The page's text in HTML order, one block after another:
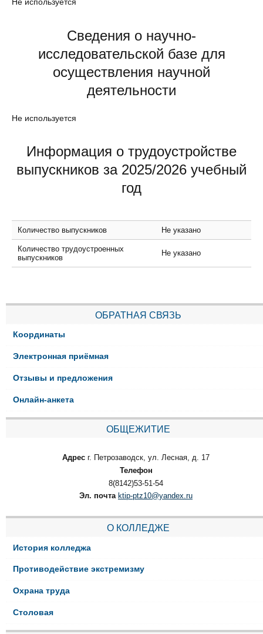
Сведения о научно-
исследовательской базе для
осуществления научной
деятельности
Не используется
Информация о трудоустройстве
выпускников за 2025/2026 учебный
год
Количество выпускников Не указано
Количество трудоустроенных
выпускников
Не указано
ОБРАТНАЯ СВЯЗЬ
Координаты
Электронная приёмная
Отзывы и предложения
Онлайн-анкета
ОБЩЕЖИТИЕ
Адрес г. Петрозаводск, ул. Лесная, д. 17
Телефон
8(8142)53-51-54
Эл. почта ktip-ptz10@yandex.ru
О КОЛЛЕДЖЕ
История колледжа
Противодействие экстремизму
Охрана труда
Столовая